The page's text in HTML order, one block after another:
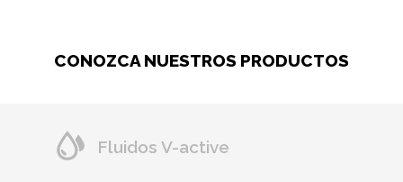
CONOZCA NUESTROS PRODUCTOS
Fluidos V-active